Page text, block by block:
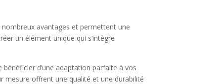
nombreux avantages et permettent une
un élément unique qui s’intègre
d’une adaptation parfaite à vos
mesure offrent une qualité et une durabilité